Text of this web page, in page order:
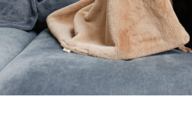
каталог